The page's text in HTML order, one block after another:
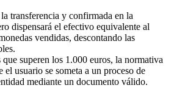
transferencia y confirmada en la
dispensará el efectivo equivalente al
vendidas, descontando las
que superen los 1.000 euros, la normativa
el usuario se someta a un proceso de
mediante un documento válido.